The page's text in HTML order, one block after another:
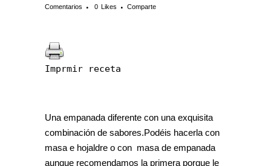
Comentarios 0 Likes Comparte
Imprmir receta
Una empanada diferente con una exquisita
combinación de sabores.Podéis hacerla con
masa e hojaldre o con masa de empanada
aunque recomendamos la primera porque le